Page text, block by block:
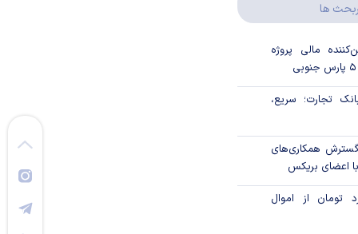
ها
مالی پروژه
تجارت؛ سریع،
گسترش همکاری‌های
اعضای بریکس
میلیارد تومان از اموال